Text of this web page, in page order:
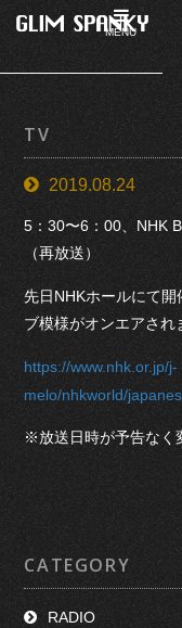
MENU
TV
2019.08.24
5：30〜6：00、NHK
（再放送）
先日NHKホールにて
ブ模様がオンエアされ
https://www.nhk.or.jp/j-
melo/nhkworld/
※放送日時が予告なく
CATEGORY
RADIO